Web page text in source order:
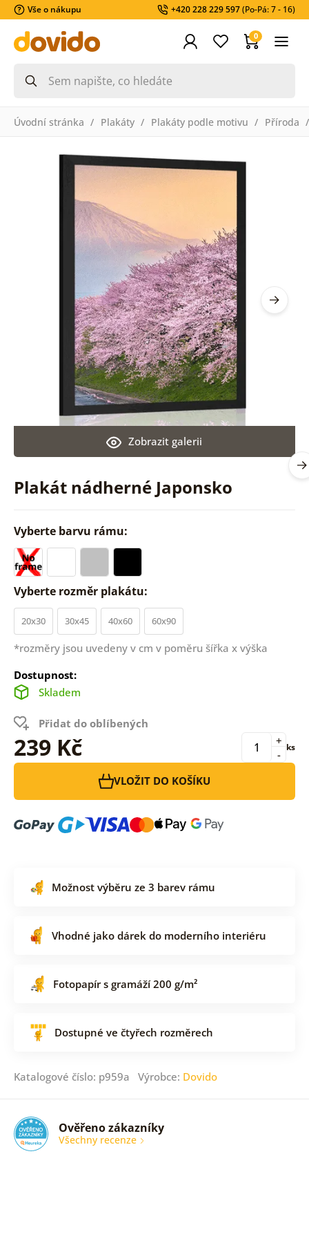
Vše o nákupu +420 228 229 597(Po-Pá: 7 - 16)
0
Úvodní stránka Plakáty Plakáty podle motivu Příroda
Plakát nádherné Japonsko
Zobrazit galerii
Vyberte barvu rámu:
Vyberte rozměr plakátu:
20x30 30x45 40x60 60x90
*rozměry jsou uvedeny v cm v poměru šířka x výška
Dostupnost:
Skladem
Přidat do oblíbených
239 Kč -
+ ks
VLOŽIT DO KOŠÍKU
Možnost výběru ze 3 barev rámu
Vhodné jako dárek do moderního interiéru
Fotopapír s gramáží 200 g/m²
Dostupné ve čtyřech rozměrech
Katalogové číslo: p959a Výrobce: Dovido
Ověřeno zákazníky
Všechny recenze